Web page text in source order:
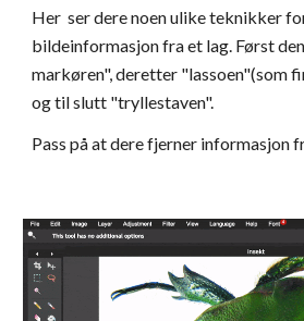
Her  ser dere noen ulike teknikker
bildeinformasjon fra et lag. Først
markøren", deretter "lassoen"(som
og til slutt "tryllestaven".
Pass på at dere fjerner informasjon